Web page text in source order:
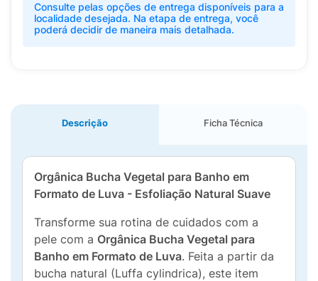
Consulte pelas opções de entrega disponíveis para a
localidade desejada. Na etapa de entrega, você
poderá decidir de maneira mais detalhada.
Descrição Ficha Técnica
Orgânica Bucha Vegetal para Banho em
Formato de Luva - Esfoliação Natural Suave
Transforme sua rotina de cuidados com a
pele com a Orgânica Bucha Vegetal para
Banho em Formato de Luva. Feita a partir da
bucha natural (Luffa cylindrica), este item